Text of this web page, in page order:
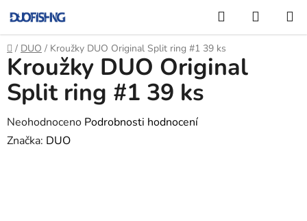
na
obsah
Hledat
KOŠÍK
Domů
/ DUO / Kroužky DUO Original Split ring #1 39 ks
Kroužky DUO Original
Split ring #1 39 ks
Průměrné
hodnocení
Neohodnoceno Podrobnosti hodnocení
Značka: DUO